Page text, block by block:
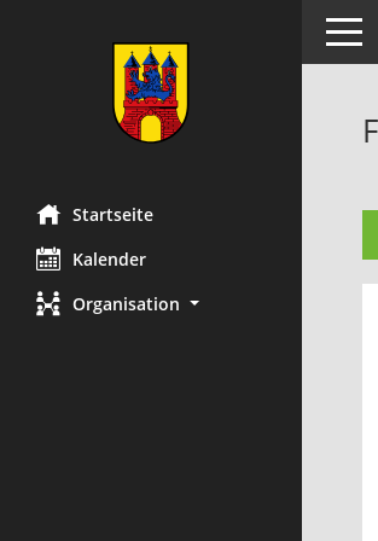
Startseite
Kalender
Organisation